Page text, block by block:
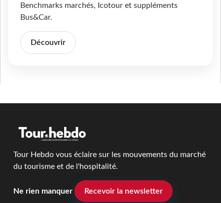
Benchmarks marchés, Icotour et suppléments
Bus&Car.
Découvrir
Tour Hebdo vous éclaire sur les mouvements du marché
du tourisme et de l'hospitalité.
Ne rien manquer Recevoir la newsletter